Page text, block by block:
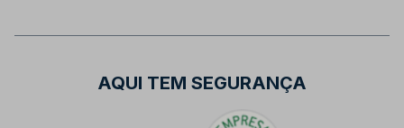
AQUI TEM SEGURANÇA